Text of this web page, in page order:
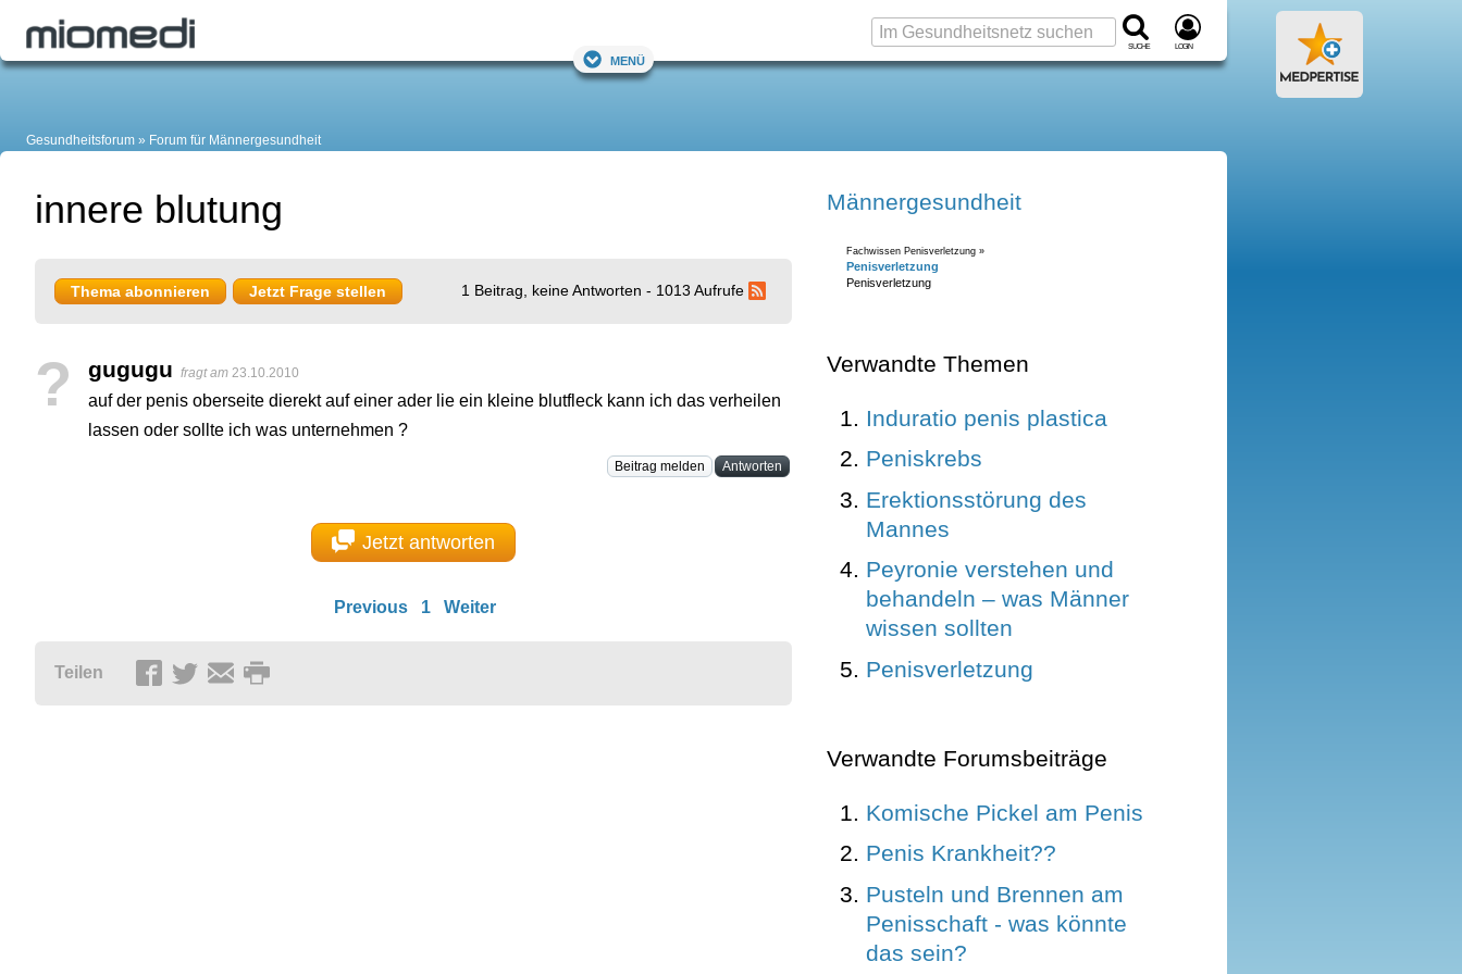
Suche Login
Menü
Gesundheitsforum Forum für Männergesundheit
innere blutung
Thema abonnieren Jetzt Frage stellen 1 Beitrag, keine Antworten - 1013 Aufrufe
? gugugu fragt am 23.10.2010
auf der penis oberseite dierekt auf einer ader lie ein kleine blutfleck kann ich das verheilen
lassen oder sollte ich was unternehmen ?
Beitrag melden Antworten
Jetzt antworten
Previous 1 Weiter
Teilen
Männergesundheit
Fachwissen Penisverletzung »
Penisverletzung
Penisverletzung
Verwandte Themen
Induratio penis plastica
Peniskrebs
Erektionsstörung des
Mannes
Peyronie verstehen und
behandeln – was Männer
wissen sollten
Penisverletzung
Verwandte Forumsbeiträge
Komische Pickel am Penis
Penis Krankheit??
Pusteln und Brennen am
Penisschaft - was könnte
das sein?